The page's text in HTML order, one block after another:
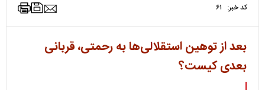
کد خبر: ۶۱
بعد از توهین استقلالی‌ها به رحمتی، قربانی
بعدی کیست؟